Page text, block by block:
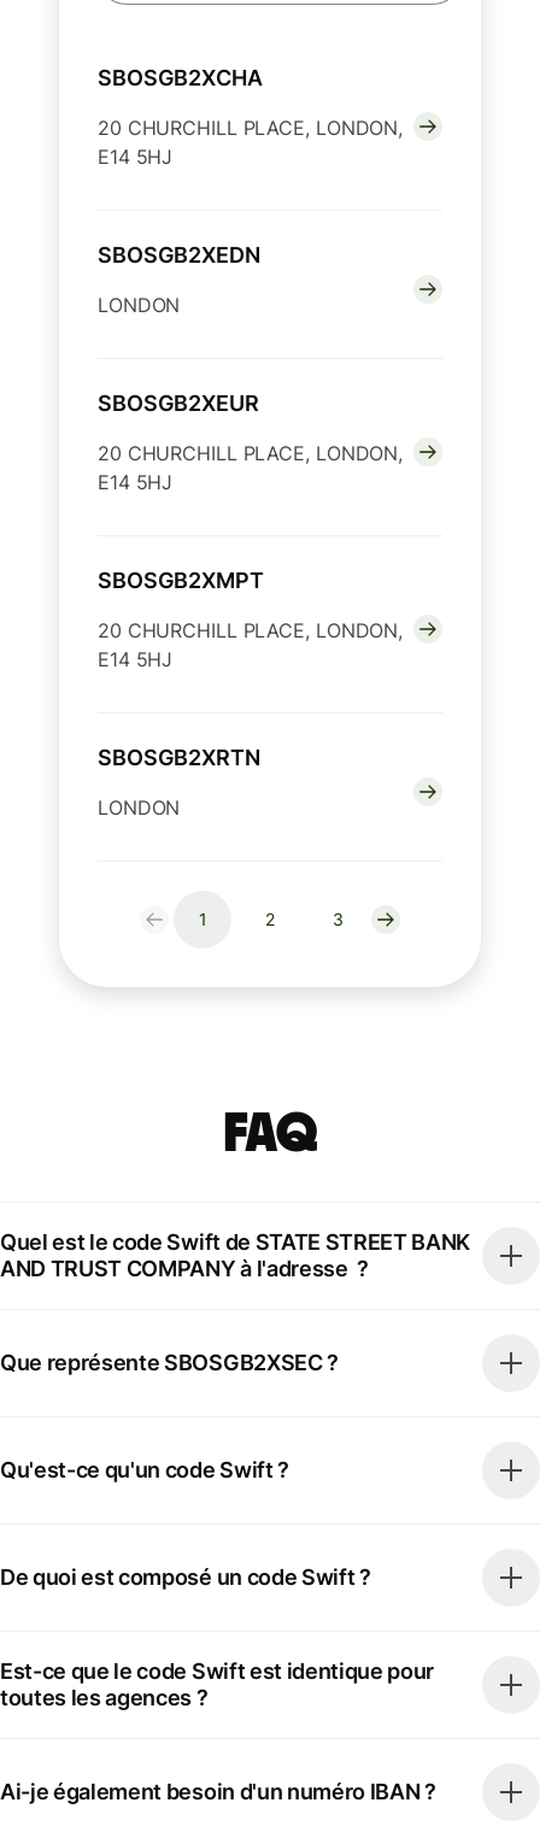
SBOSGB2XCHA
20 CHURCHILL PLACE, LONDON,
E14 5HJ
SBOSGB2XEDN
LONDON
SBOSGB2XEUR
20 CHURCHILL PLACE, LONDON,
E14 5HJ
SBOSGB2XMPT
20 CHURCHILL PLACE, LONDON,
E14 5HJ
SBOSGB2XRTN
LONDON
1 2 3
FAQ
Quel est le code Swift de STATE STREET BANK
AND TRUST COMPANY à l'adresse ?
Que représente SBOSGB2XSEC ?
Qu'est-ce qu'un code Swift ?
De quoi est composé un code Swift ?
Est-ce que le code Swift est identique pour
toutes les agences ?
Ai-je également besoin d'un numéro IBAN ?